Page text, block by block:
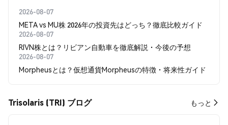
2026-08-07
META vs MU株 2026年の投資先はどっち？徹底比較ガイド
2026-08-07
RIVN株とは？リビアン自動車を徹底解説・今後の予想
2026-08-07
Morpheusとは？仮想通貨Morpheusの特徴・将来性ガイド
Trisolaris (TRI) ブログ もっと